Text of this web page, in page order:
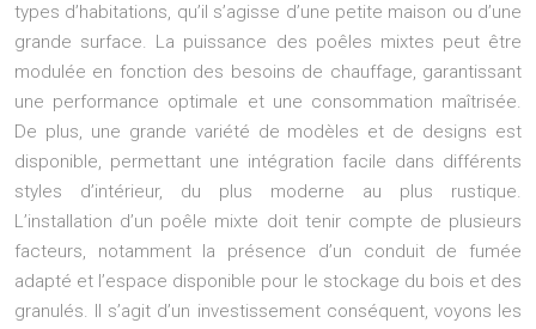
types d’habitations, qu’il s’agisse d’une petite maison ou d’une
grande surface. La puissance des poêles mixtes peut être
modulée en fonction des besoins de chauffage, garantissant
une performance optimale et une consommation maîtrisée.
De plus, une grande variété de modèles et de designs est
disponible, permettant une intégration facile dans différents
styles d’intérieur, du plus moderne au plus rustique.
L’installation d’un poêle mixte doit tenir compte de plusieurs
facteurs, notamment la présence d’un conduit de fumée
adapté et l’espace disponible pour le stockage du bois et des
granulés. Il s’agit d’un investissement conséquent, voyons les